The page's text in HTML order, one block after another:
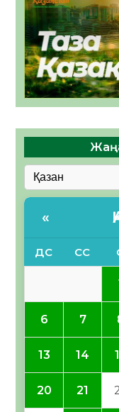
«
ДС СС
6 7
13 14
20 21